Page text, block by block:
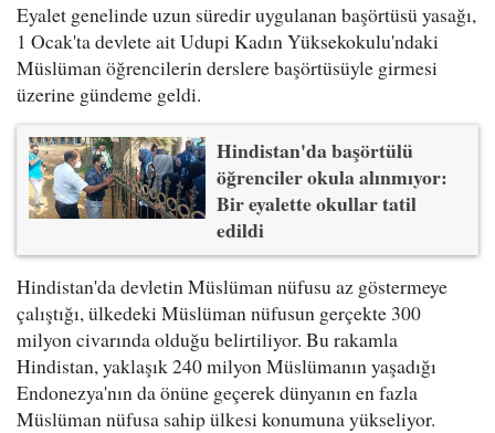
Eyalet genelinde uzun süredir uygulanan başörtüsü yasağı,
1 Ocak'ta devlete ait Udupi Kadın Yüksekokulu'ndaki
Müslüman öğrencilerin derslere başörtüsüyle girmesi
üzerine gündeme geldi.
Hindistan'da başörtülü
öğrenciler okula alınmıyor:
Bir eyalette okullar tatil
edildi
Hindistan'da devletin Müslüman nüfusu az göstermeye
çalıştığı, ülkedeki Müslüman nüfusun gerçekte 300
milyon civarında olduğu belirtiliyor. Bu rakamla
Hindistan, yaklaşık 240 milyon Müslümanın yaşadığı
Endonezya'nın da önüne geçerek dünyanın en fazla
Müslüman nüfusa sahip ülkesi konumuna yükseliyor.